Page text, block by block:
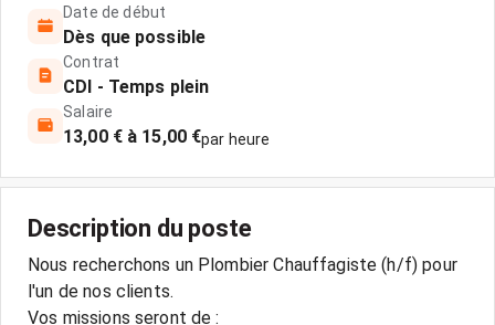
Date de début
Dès que possible
Contrat
CDI - Temps plein
Salaire
13,00 € à 15,00 €par heure
Description du poste
Nous recherchons un Plombier Chauffagiste (h/f) pour
l'un de nos clients.
Vos missions seront de :